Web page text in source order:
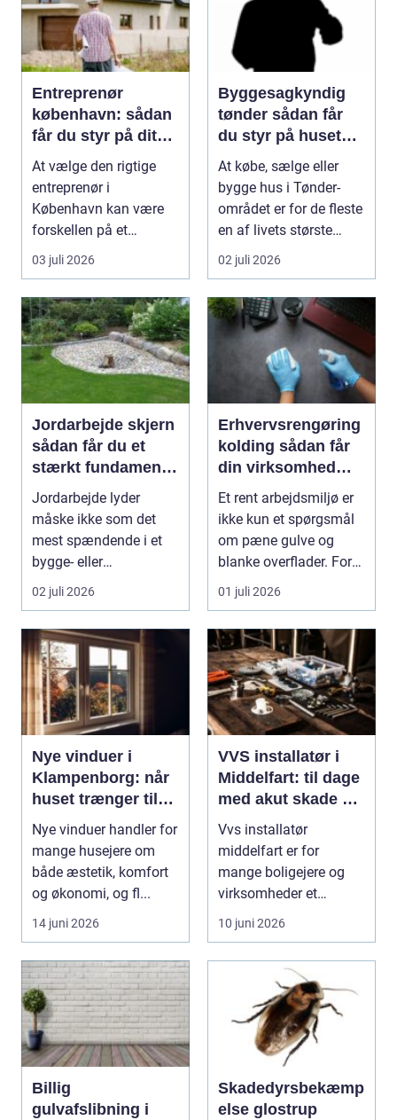
Entreprenør
københavn: sådan
får du styr på dit
byggeprojekt
At vælge den rigtige
entreprenør i
København kan være
forskellen på et
byggeprojekt, der glider,
og ...
03 juli 2026
Byggesagkyndig
tønder sådan får
du styr på husets
tilstand
At købe, sælge eller
bygge hus i Tønder-
området er for de fleste
en af livets største
beslutninger. ...
02 juli 2026
Jordarbejde skjern
sådan får du et
stærkt fundament
til dit projekt
Jordarbejde lyder
måske ikke som det
mest spændende i et
bygge- eller
haveprojekt, men hele
resultat...
02 juli 2026
Erhvervsrengøring
kolding sådan får
din virksomhed
mere end bare rene
lokaler
Et rent arbejdsmiljø er
ikke kun et spørgsmål
om pæne gulve og
blanke overflader. For
mange virksomh...
01 juli 2026
Nye vinduer i
Klampenborg: når
huset trænger til
renovering
Nye vinduer handler for
mange husejere om
både æstetik, komfort
og økonomi, og fl...
14 juni 2026
VVS installatør i
Middelfart: til dage
med akut skade og
almindelig service
Vvs installatør
middelfart er for
mange boligejere og
virksomheder et
søgeord, der duk...
10 juni 2026
Billig
gulvafslibning i
Skadedyrsbekæmp
else glostrup